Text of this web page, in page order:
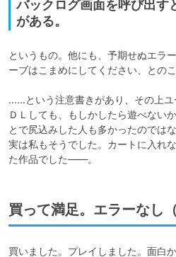
バックログ画面を呼び出す
がある。
というもの。他にも、予期せぬエラ
ーブはこまめにしてください、とのこ
……という注意書きがあり、その上ユ
ＤＬしても、もしかしたら遊べない
とで尻込みした人も多かったのでは
実は私もそうでした。カートに入れ
た作品でした――。
買って満足。エラーなし
買いました。プレイしました。面白か